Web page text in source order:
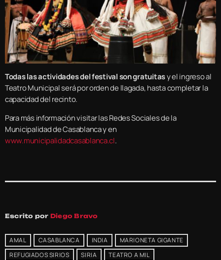
Todas las actividades del festival son gratuitasy el ingreso al
Teatro Municipal será por orden de llagada, hasta completar la
capacidad del recinto.
Para más información visitar las Redes Sociales de la
Municipalidad de Casablanca y en
www.municipalidadcasablanca.cl.
Escrito por Diego Bravo
AMAL CASABLANCA INDIA
MARIONETA GIGANTE
REFUGIADOS SIRIOS
SIRIA
TEATRO A MIL